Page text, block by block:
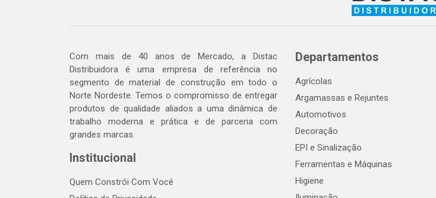
Com mais de 40 anos de Mercado, a Distac
Distribuidora é uma empresa de referência no
segmento de material de construção em todo o
Norte Nordeste. Temos o compromisso de entregar
produtos de qualidade aliados a uma dinâmica de
trabalho moderna e prática e de parceria com
grandes marcas.
Institucional
Quem Constrói Com Você
Departamentos
Agrícolas
Argamassas e Rejuntes
Automotivos
Decoração
EPI e Sinalização
Ferramentas e Máquinas
Higiene